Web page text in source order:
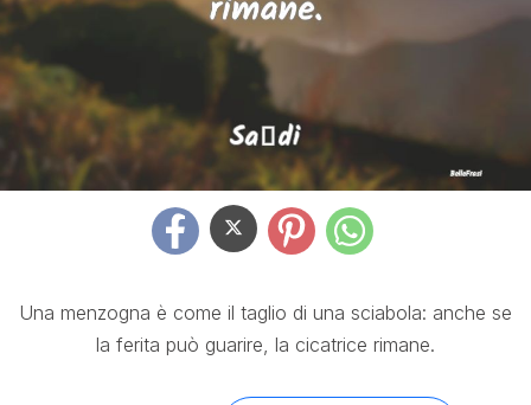
Una menzogna è come il taglio di una sciabola: anche se
la ferita può guarire, la cicatrice rimane.